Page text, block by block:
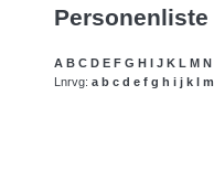
Personenliste
A B C D E F G H I J K L M N
Lnrvg: a b c d e f g h i j k l m